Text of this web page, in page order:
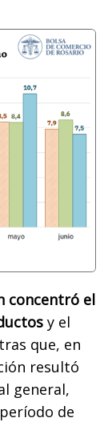
concentró el
y el
que, en
resultó
general,
de